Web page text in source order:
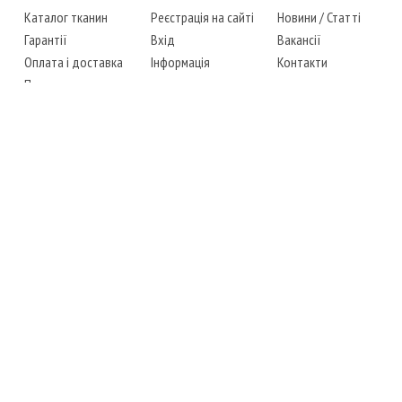
Каталог тканин
Гарантії
Оплата і доставка
Повернення товару
Реєстрація на сайті
Вхід
Інформація
Новини /Статті
Вакансії
Контакти